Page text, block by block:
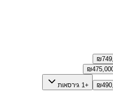
₪
₪
₪ +1 גירסאות